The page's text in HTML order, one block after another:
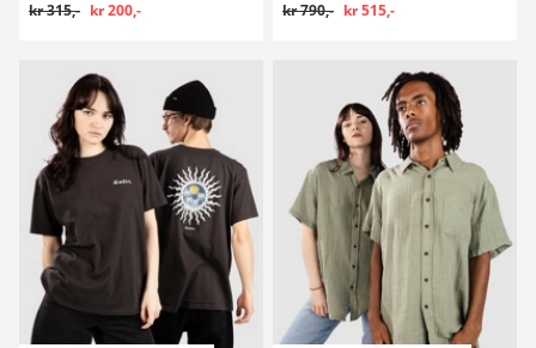
kr 315,- kr 200,- kr 790,- kr 515,-